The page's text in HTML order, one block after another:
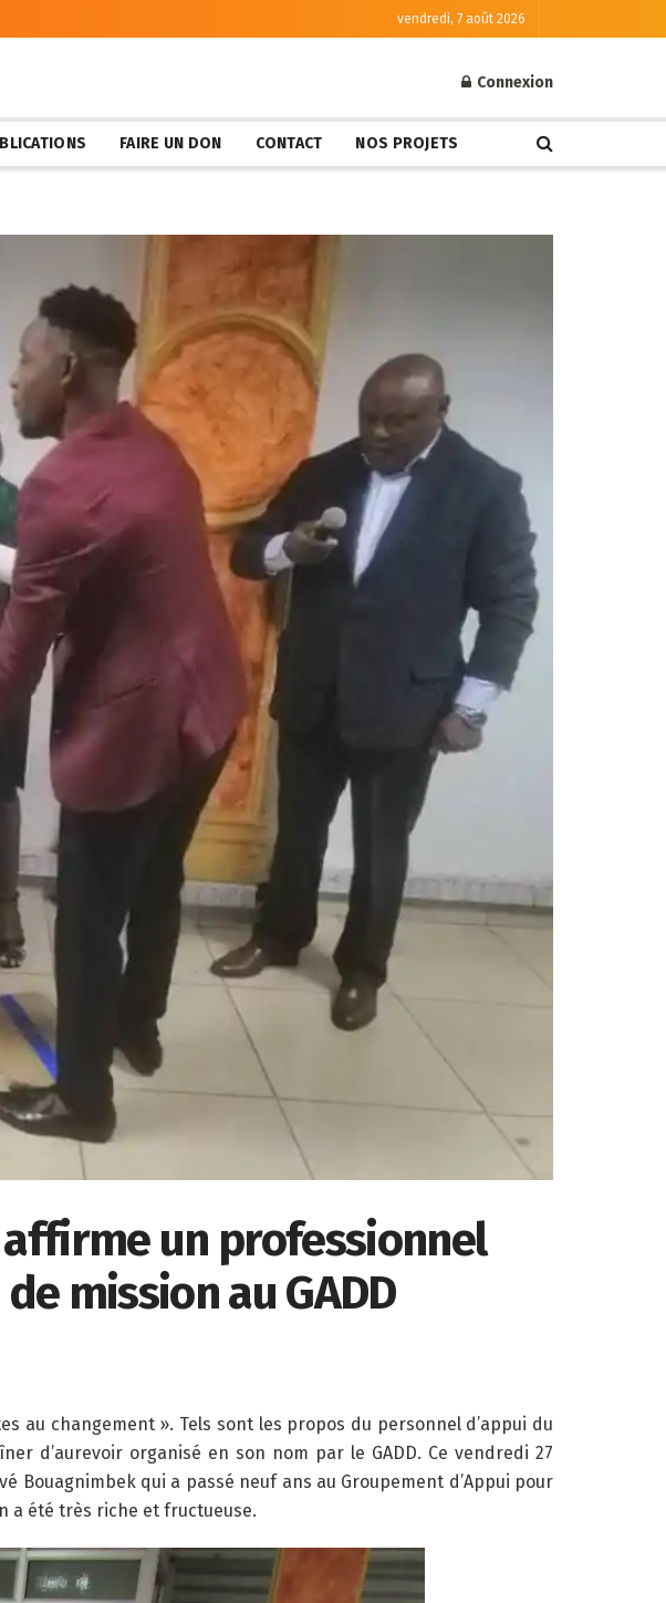
vendredi, 7 août 2026
Connexion
FAIRE UN DON CONTACT NOS PROJETS
affirme un professionnel
mission au GADD
au changement ». Tels sont les propos du personnel d’appui du
d’aurevoir organisé en son nom par le GADD. Ce vendredi 27
Bouagnimbek qui a passé neuf ans au Groupement d’Appui pour
a été très riche et fructueuse.